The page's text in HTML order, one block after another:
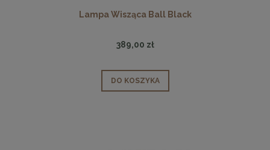
Lampa Wisząca Ball Black
389,00 zł
DO KOSZYKA